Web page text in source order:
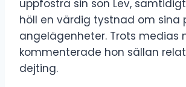
uppfostra sin son Lev,
höll en värdig tystnad om sina
angelägenheter. Trots medias
kommenterade hon sällan
dejting.